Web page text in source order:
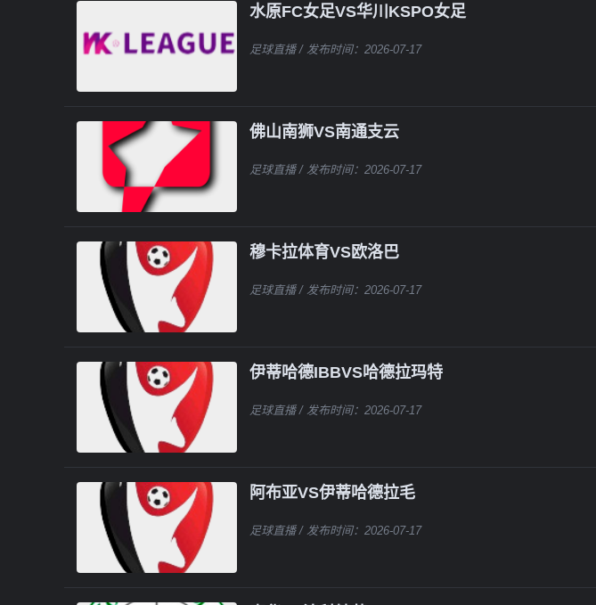
水原FC女足VS华川KSPO女足
足球直播/ 发布时间：2026-07-17
佛山南狮VS南通支云
足球直播/ 发布时间：2026-07-17
穆卡拉体育VS欧洛巴
足球直播/ 发布时间：2026-07-17
伊蒂哈德IBBVS哈德拉玛特
足球直播/ 发布时间：2026-07-17
阿布亚VS伊蒂哈德拉毛
足球直播/ 发布时间：2026-07-17